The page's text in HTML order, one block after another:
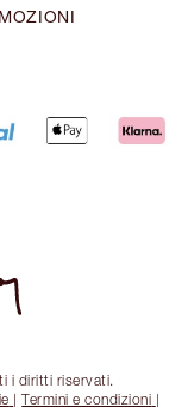
i diritti riservati.
|Termini e condizioni |